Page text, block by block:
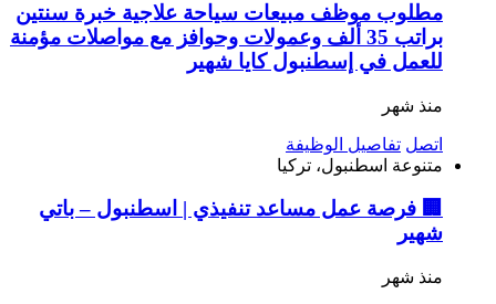
مطلوب موظف مبيعات سياحة علاجية خبرة سنتين
براتب 35 ألف وعمولات وحوافز مع مواصلات مؤمنة
للعمل في إسطنبول كايا شهير
منذ شهر
اتصل تفاصيل الوظيفة
متنوعة اسطنبول، تركيا
🏢 فرصة عمل مساعد تنفيذي | اسطنبول – باتي
شهير
منذ شهر